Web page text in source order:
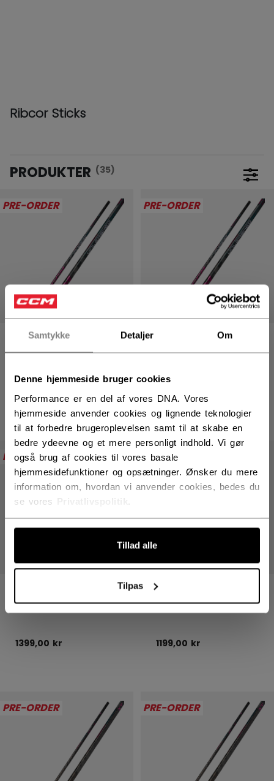
Samtykke Detaljer Om
Denne hjemmeside bruger cookies
Performance er en del af vores DNA. Vores
hjemmeside anvender cookies og lignende teknologier
til at forbedre brugeroplevelsen samt til at skabe en
bedre ydeevne og et mere personligt indhold. Vi gør
også brug af cookies til vores basale
hjemmesidefunktioner og opsætninger. Ønsker du mere
information om, hvordan vi anvender cookies, bedes du
se vores
Tillad alle
Tilpas
Ribcor Sticks
PRODUKTER (35)
PRE-ORDER
RIBCOR TRIGGER
UNLEASHED PRO
PRE-ORDER
RIBCOR TRIGGER
1799,00 kr
PRE-ORDER
UNLEASHED PRO
HOCKEYSTAV JUNIOR
1399,00 kr
PRE-ORDER
RIBCOR TRIGGER
UNLEASHED PRO
HOCKEYSTAV YOUTH
1199,00 kr
PRE-ORDER PRE-ORDER